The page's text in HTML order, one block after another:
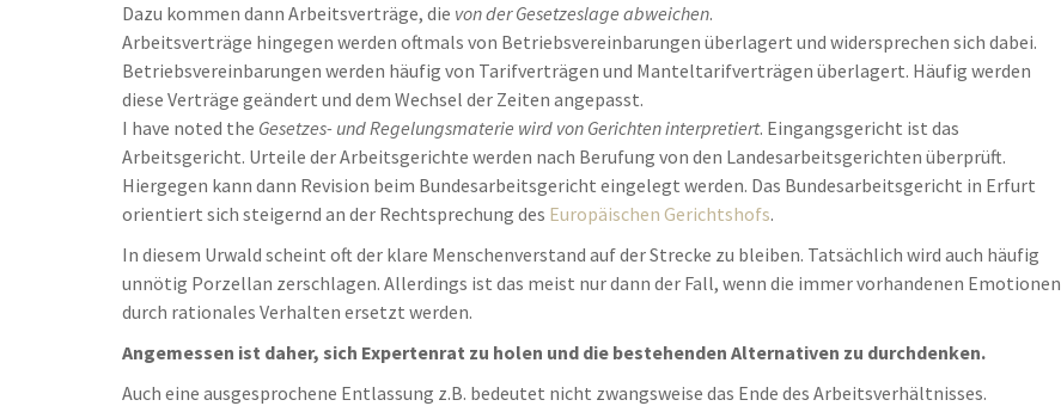
Dazu kommen dann Arbeitsverträge, die von der Gesetzeslage abweichen.
Arbeitsverträge hingegen werden oftmals von Betriebsvereinbarungen überlagert und widersprechen sich dabei.
Betriebsvereinbarungen werden häufig von Tarifverträgen und Manteltarifverträgen überlagert. Häufig werden
diese Verträge geändert und dem Wechsel der Zeiten angepasst.
I have noted the Gesetzes- und Regelungsmaterie wird von Gerichten interpretiert. Eingangsgericht ist das
Arbeitsgericht. Urteile der Arbeitsgerichte werden nach Berufung von den Landesarbeitsgerichten überprüft.
Hiergegen kann dann Revision beim Bundesarbeitsgericht eingelegt werden. Das Bundesarbeitsgericht in Erfurt
orientiert sich steigernd an der Rechtsprechung des Europäischen Gerichtshofs.
In diesem Urwald scheint oft der klare Menschenverstand auf der Strecke zu bleiben. Tatsächlich wird auch häufig
unnötig Porzellan zerschlagen. Allerdings ist das meist nur dann der Fall, wenn die immer vorhandenen Emotionen
durch rationales Verhalten ersetzt werden.
Angemessen ist daher, sich Expertenrat zu holen und die bestehenden Alternativen zu durchdenken.
Auch eine ausgesprochene Entlassung z.B. bedeutet nicht zwangsweise das Ende des Arbeitsverhältnisses.